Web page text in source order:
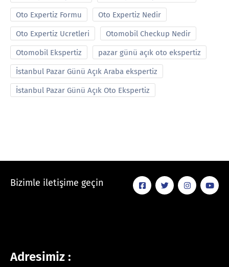
Oto Expertiz Formu Oto Expertiz Nedir
Oto Expertiz Ucretleri Otomobil Checkup Nedir
Otomobil Ekspertiz pazar günü açık oto ekspertiz
İstanbul Pazar Günü Açık Araba ekspertiz
İstanbul Pazar Günü Açık Oto Ekspertiz
Bizimle iletişime geçin
Adresimiz :